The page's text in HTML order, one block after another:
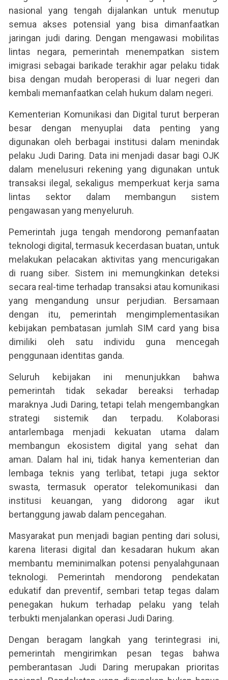
nasional yang tengah dijalankan untuk menutup
semua akses potensial yang bisa dimanfaatkan
jaringan judi daring. Dengan mengawasi mobilitas
lintas negara, pemerintah menempatkan sistem
imigrasi sebagai barikade terakhir agar pelaku tidak
bisa dengan mudah beroperasi di luar negeri dan
kembali memanfaatkan celah hukum dalam negeri.
Kementerian Komunikasi dan Digital turut berperan
besar dengan menyuplai data penting yang
digunakan oleh berbagai institusi dalam menindak
pelaku Judi Daring. Data ini menjadi dasar bagi OJK
dalam menelusuri rekening yang digunakan untuk
transaksi ilegal, sekaligus memperkuat kerja sama
lintas sektor dalam membangun sistem
pengawasan yang menyeluruh.
Pemerintah juga tengah mendorong pemanfaatan
teknologi digital, termasuk kecerdasan buatan, untuk
melakukan pelacakan aktivitas yang mencurigakan
di ruang siber. Sistem ini memungkinkan deteksi
secara real-time terhadap transaksi atau komunikasi
yang mengandung unsur perjudian. Bersamaan
dengan itu, pemerintah mengimplementasikan
kebijakan pembatasan jumlah SIM card yang bisa
dimiliki oleh satu individu guna mencegah
penggunaan identitas ganda.
Seluruh kebijakan ini menunjukkan bahwa
pemerintah tidak sekadar bereaksi terhadap
maraknya Judi Daring, tetapi telah mengembangkan
strategi sistemik dan terpadu. Kolaborasi
antarlembaga menjadi kekuatan utama dalam
membangun ekosistem digital yang sehat dan
aman. Dalam hal ini, tidak hanya kementerian dan
lembaga teknis yang terlibat, tetapi juga sektor
swasta, termasuk operator telekomunikasi dan
institusi keuangan, yang didorong agar ikut
bertanggung jawab dalam pencegahan.
Masyarakat pun menjadi bagian penting dari solusi,
karena literasi digital dan kesadaran hukum akan
membantu meminimalkan potensi penyalahgunaan
teknologi. Pemerintah mendorong pendekatan
edukatif dan preventif, sembari tetap tegas dalam
penegakan hukum terhadap pelaku yang telah
terbukti menjalankan operasi Judi Daring.
Dengan beragam langkah yang terintegrasi ini,
pemerintah mengirimkan pesan tegas bahwa
pemberantasan Judi Daring merupakan prioritas